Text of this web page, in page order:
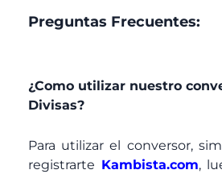
Preguntas Frecuentes:
¿Como utilizar nuestro
Divisas?
Para utilizar el conversor,
registrarte Kambista.com,